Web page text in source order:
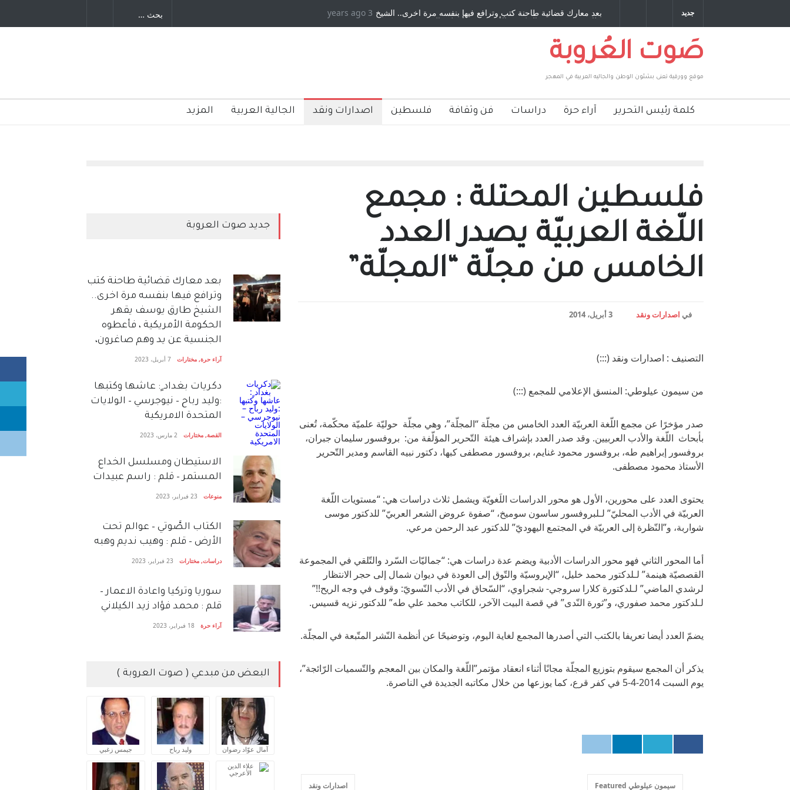
جديد دكريات بغداد ٍ: عاشها وكتبها :وليد رباح – نيوجرسي – الولايات المتحدة
الامريكية
بعد معارك قضائية طاحنة كتب وترافع فيها بنفسه مرة اخرى.. الشيخ
طارق يوسف يقهر الحكومة الأمريكية ، فأعطوه الجنسية عن يد وهم
صاغرون،
صديق عمري ، صبحي مخلوف : بقلم : سعد الله 3 years ago
صَوت العُروبة
موقع وورقية تعنى بشئون الوطن والجاليه العربية في المهجر
كلمة رئيس التحرير آراء حرة دراسات فن وثقافة فلسطين اصدارات ونقد الجالية العربية المزيد
فلسطين المحتلة : مجمع
اللّغة العربيّة يصدر العدد
الخامس من مجلّة “المجلّة”
في اصدارات ونقد 3 أبريل، 2014
التصنيف : اصدارات ونقد (:::)
من سيمون عيلوطي: المنسق الإعلامي للمجمع (:::)
صدر مؤخرًا عن مجمع اللّغة العربيّة العدد الخامس من مجلّة “المجلّة”، وهي مجلّة حوليّة علميّة محكّمة، تُعنى
بأبحاث اللّغة والأدب العربيين. وقد صدر العدد بإشراف هيئة التّحرير المؤلّفة من: بروفسور سليمان جبران،
بروفسور إبراهيم طه، بروفسور محمود غنايم، بروفسور مصطفى كبها، دكتور نبيه القاسم ومدير التّحرير
الأستاذ محمود مصطفى.
يحتوى العدد على محورين، الأول هو محور الدراسات اللَغويّة ويشمل ثلاث دراسات هي: “مستويات اللّغة
العربيّة في الأدب المحليّ” لـلبروفسور ساسون سوميخ، “صفوة عروض الشعر العربيّ” للدكتور موسى
شواربة، و”النّظرة إلى العربيّة في المجتمع اليهوديّ” للدكتور عبد الرحمن مرعي.
أما المحور الثاني فهو محور الدراسات الأدبية ويضم عدة دراسات هي: “جماليّات السّرد والتّلقي في المجموعة
القصصيّة هينمة” لـلدكتور محمد خليل، “الإيروسيّة والتّوق إلى العودة في ديوان شمال إلى حجر الانتظار
لرشدي الماضي” لـلدكتورة كلارا سروجي- شجراوي، “السّحاق في الأدب النّسويّ: وقوف في وجه الريح!!”
لـلدكتور محمد صفوري، و”ثورة النّدى” في قصة البيت الآخر، للكاتب محمد علي طه” للدكتور نزيه قسيس.
يضمّ العدد أيضا تعريفا بالكتب التي أصدرها المجمع لغاية اليوم، وتوضيحًا عن أنظمة النّشر المتّبعة في المجلّة.
يذكر أن المجمع سيقوم بتوزيع المجلّة مجانًا أثناء انعقاد مؤتمر”اللّغة والمكان بين المعجم والتّسميات الرّائجة”،
يوم السبت 2014-4-5 في كفر قرع، كما يوزعها من خلال مكاتبه الجديدة في الناصرة.
سيمون عيلوطي Featured اصدارات ونقد
جديد صوت العروبة
بعد معارك قضائية طاحنة كتب
وترافع فيها بنفسه مرة اخرى..
الشيخ طارق يوسف يقهر
الحكومة الأمريكية ، فأعطوه
الجنسية عن يد وهم صاغرون،
آراء حرة, مختارات 7 أبريل، 2023
دكريات بغداد ٍ: عاشها وكتبها
:وليد رباح – نيوجرسي – الولايات
المتحدة الامريكية
القصة, مختارات 2 مارس، 2023
الاستيطان ومسلسل الخداع
المستمر – قلم : راسم عبيدات
منوعات 23 فبراير، 2023
الكتاب الصَّوتي – عوالم تحت
الأرض – قلم : وهيب نديم وهبه
دراسات, مختارات 23 فبراير، 2023
سوريا وتركيا واعادة الاعمار –
قلم : محمد فؤاد زيد الكيلاني
آراء حرة 18 فبراير، 2023
البعض من مبدعي ( صوت العروبة )
آمال عوّاد رضوان وليد رباح جيمس زغبي